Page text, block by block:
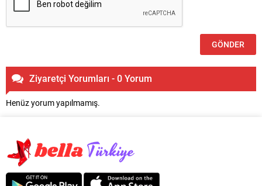
Ziyaretçi Yorumları - 0 Yorum
Henüz yorum yapılmamış.